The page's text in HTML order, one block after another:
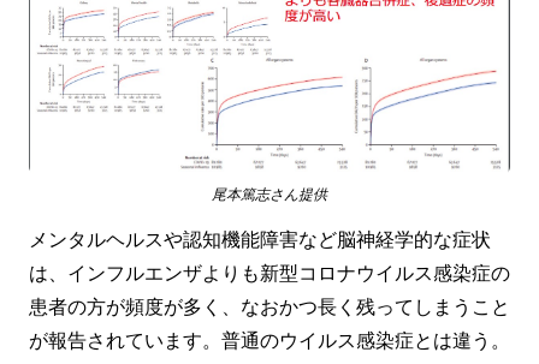
尾本篤志さん提供
メンタルヘルスや認知機能障害など脳神経学的な症状
は、インフルエンザよりも新型コロナウイルス感染症の
患者の方が頻度が多く、なおかつ長く残ってしまうこと
が報告されています。普通のウイルス感染症とは違う。